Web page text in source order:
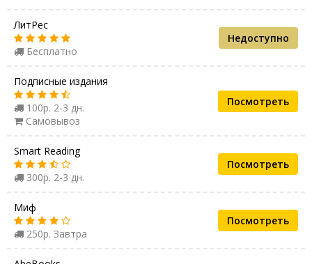
ЛитРес
Бесплатно
Недоступно
Подписные издания
100р. 2-3 дн.
Самовывоз
Посмотреть
Smart Reading
300р. 2-3 дн.
Посмотреть
Миф
250р. Завтра
Посмотреть